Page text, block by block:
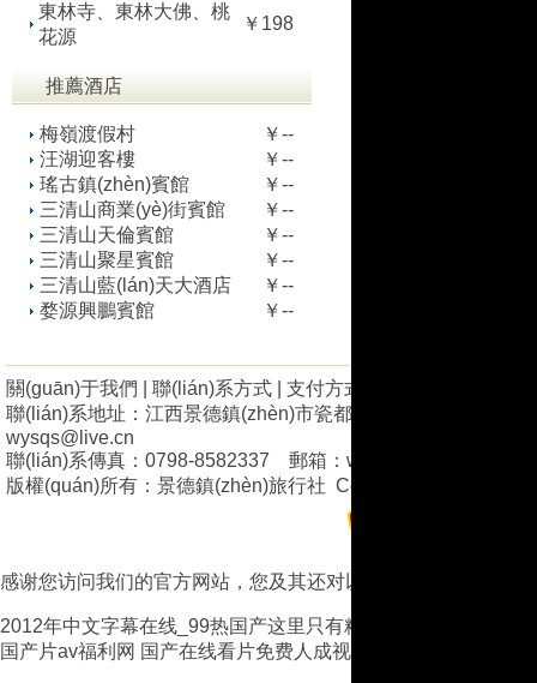
東林寺、東林大佛、桃
花源
￥198
推薦酒店
梅嶺渡假村
￥--
汪湖迎客樓
￥--
瑤古鎮(zhèn)賓館
￥--
三清山商業(yè)街賓館
￥--
三清山天倫賓館
￥--
三清山聚星賓館
￥--
三清山藍(lán)天大酒店
￥--
婺源興鵬賓館
￥--
關(guān)于我們 聯(lián)系方式 支付方式
聯(lián)系地址：江西景德鎮(zhèn)市瓷都大道968號(hào)A
wysqs@live.cn
聯(lián)系傳真：0798-8582337 郵箱：wqx-
版權(quán)所有： 景德鎮(zhèn)旅行社 Copyright © 2008
感谢您访问我们的官方网站，您及其还对以下资源青睐：
2012年中文字幕在线_99热国产这里只有精_亚洲αV无码一二
国产片av福利网 国产在线看片免费人成视频